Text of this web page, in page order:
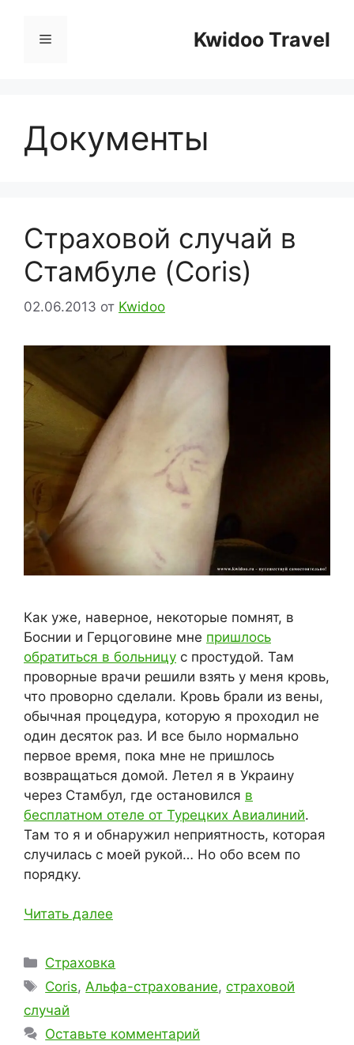
содержимому
Kwidoo Travel
Меню
Документы
Страховой случай в
Стамбуле (Coris)
02.06.2013 от Kwidoo
Как уже, наверное, некоторые помнят, в
Боснии и Герцоговине мне пришлось
обратиться в больницу с простудой. Там
проворные врачи решили взять у меня кровь,
что проворно сделали. Кровь брали из вены,
обычная процедура, которую я проходил не
один десяток раз. И все было нормально
первое время, пока мне не пришлось
возвращаться домой. Летел я в Украину
через Стамбул, где остановился в
бесплатном отеле от Турецких Авиалиний.
Там то я и обнаружил неприятность, которая
случилась с моей рукой… Но обо всем по
порядку.
Читать далее
Рубрики
Страховка
Метки
Coris,Альфа-страхование,страховой
случай
Оставьте комментарий